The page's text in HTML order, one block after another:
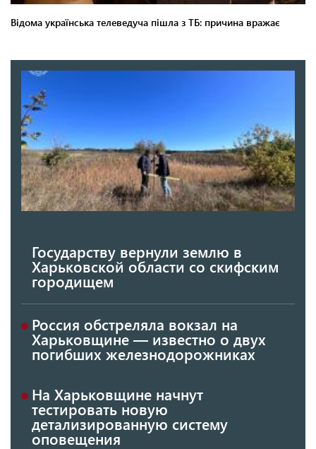
Государству вернули землю в
Харьковской области со скифским
городищем
Россия обстреляла вокзал на
Харьковщине — известно о двух
погибших железнодорожниках
На Харьковщине начнут
тестировать новую
детализированную систему
оповещения